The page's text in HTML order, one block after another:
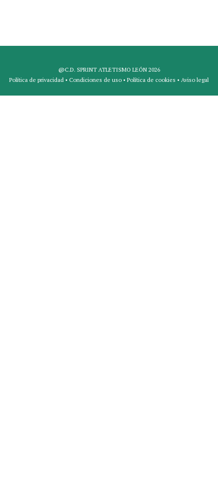
@C.D. SPRINT ATLETISMO LEÓN 2026
Política de privacidad • Condiciones de uso • Política de cookies • Aviso legal